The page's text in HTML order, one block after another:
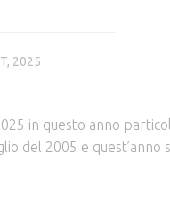
2025
in questo anno
del 2005 e quest’anno